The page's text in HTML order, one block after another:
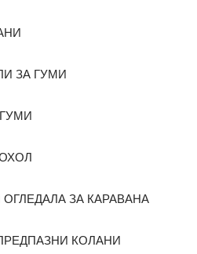
ЗА ГУМИ
ЗА КАРАВАНА
КОЛАНИ